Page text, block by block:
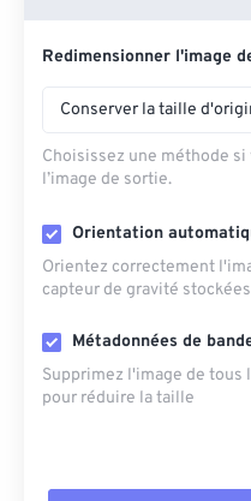
Depuis
Redimensionner l'image
Conserver la taille
Choisissez une méthode
l’image de sortie.
Orientation
Orientez correctement
capteur de gravité stockées
Métadonnées de
Supprimez l'image de tous
pour réduire la taille